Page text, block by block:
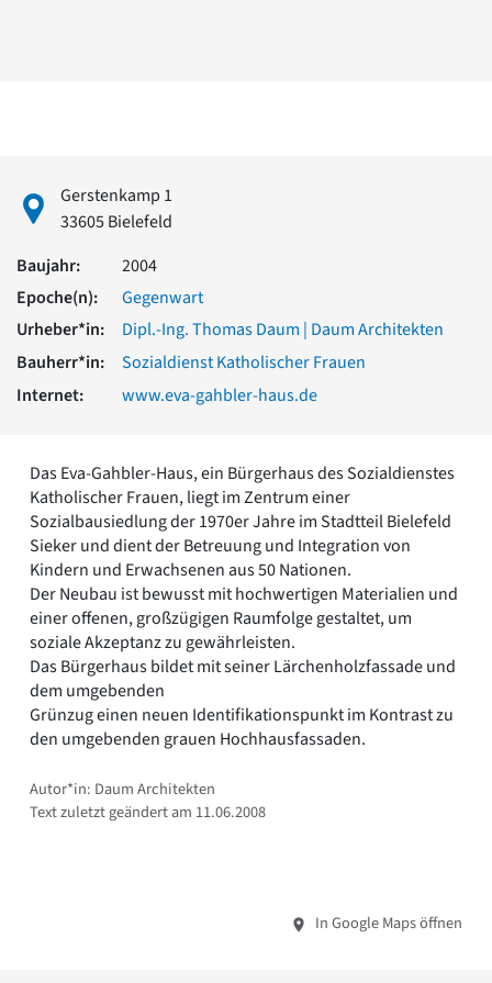
Epochen
Gesamtübersicht...
Postmoderne
1950er-70er Jahre
Moderne
Reformarchitektur
Jugendstil
Historismus
Renaissance
Gotik
Romanik
Vorromanik
Römische Antike
Über uns
Über baukunst-nrw
Fachbeirat
Freunde & Förderer
Kontakt
Impressum
Datenschutz
Suchbegriff eingeben
Gerstenkamp 1
33605 Bielefeld
Baujahr:
2004
Epoche(n):
Gegenwart
Urheber*in:
Dipl.-Ing. Thomas Daum | Daum Architekten
Bauherr*in:
Sozialdienst Katholischer Frauen
Internet:
www.eva-gahbler-haus.de
Das Eva-Gahbler-Haus, ein Bürgerhaus des Sozialdienstes
Katholischer Frauen, liegt im Zentrum einer
Sozialbausiedlung der 1970er Jahre im Stadtteil Bielefeld
Sieker und dient der Betreuung und Integration von
Kindern und Erwachsenen aus 50 Nationen.
Der Neubau ist bewusst mit hochwertigen Materialien und
einer offenen, großzügigen Raumfolge gestaltet, um
soziale Akzeptanz zu gewährleisten.
Das Bürgerhaus bildet mit seiner Lärchenholzfassade und
dem umgebenden
Grünzug einen neuen Identifikationspunkt im Kontrast zu
den umgebenden grauen Hochhausfassaden.
Autor*in: Daum Architekten
Text zuletzt geändert am 11.06.2008
In Google Maps öffnen